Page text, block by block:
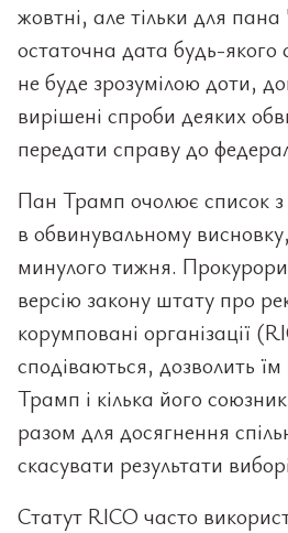
жовтні, але тільки для
остаточна дата будь-якого
не буде зрозумілою доти,
вирішені спроби деяких
передати справу до
Пан Трамп очолює список
в обвинувальному
минулого тижня.
версію закону штату про
корумповані організації
сподіваються, дозволить
Трамп і кілька його
разом для досягнення
скасувати результати
Статут RICO часто